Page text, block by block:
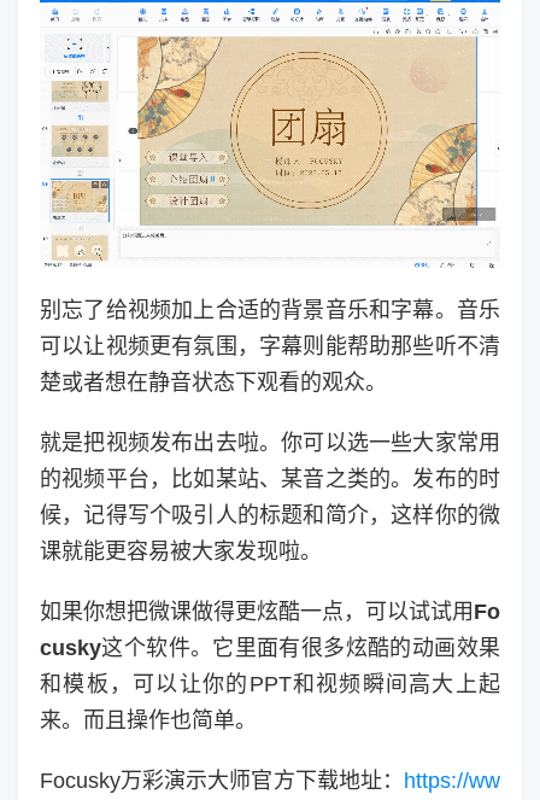
别忘了给视频加上合适的背景音乐和字幕。音乐
可以让视频更有氛围，字幕则能帮助那些听不清
楚或者想在静音状态下观看的观众。
就是把视频发布出去啦。你可以选一些大家常用
的视频平台，比如某站、某音之类的。发布的时
候，记得写个吸引人的标题和简介，这样你的微
课就能更容易被大家发现啦。
如果你想把微课做得更炫酷一点，可以试试用 Fo
cusky这个软件。它里面有很多炫酷的动画效果
和模板，可以让你的PPT和视频瞬间高大上起
来。而且操作也简单。
Focusky万彩演示大师官方下载地址： https://ww